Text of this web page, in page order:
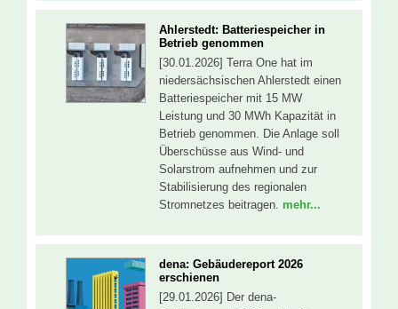
Ahlerstedt: Batteriespeicher in
Betrieb genommen
[30.01.2026] Terra One hat im
niedersächsischen Ahlerstedt einen
Batteriespeicher mit 15 MW
Leistung und 30 MWh Kapazität in
Betrieb genommen. Die Anlage soll
Überschüsse aus Wind- und
Solarstrom aufnehmen und zur
Stabilisierung des regionalen
Stromnetzes beitragen. mehr...
dena: Gebäudereport 2026
erschienen
[29.01.2026] Der dena-